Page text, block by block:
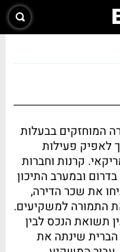
המוחזקים בבעלות
לאפיק פעילות
קרנות וחברות
ובמערב התיכון
את שכר הדירה,
התמורה למשקיעים.
תשואת הנכס לבין
שינתה את